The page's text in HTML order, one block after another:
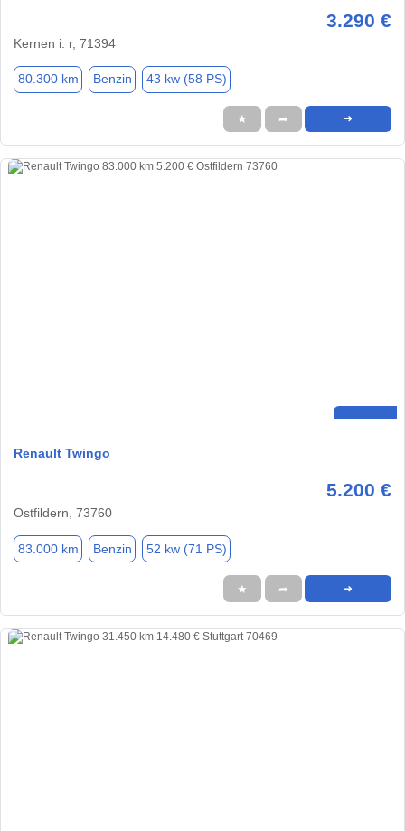
3.290 €
Kernen i. r, 71394
80.300 km Benzin 43 kw (58 PS)
★ ➦ ➜
Renault Twingo
5.200 €
Ostfildern, 73760
83.000 km Benzin 52 kw (71 PS)
★ ➦ ➜